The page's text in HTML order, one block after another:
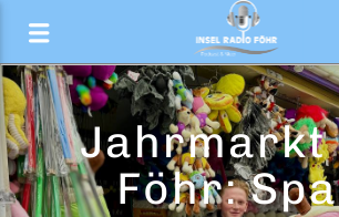
Jahrmarkt
Föhr: